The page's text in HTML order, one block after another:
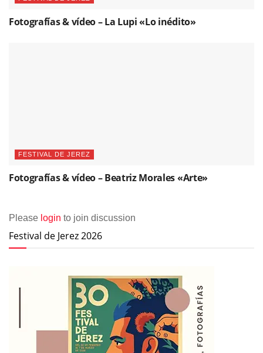
Fotografías & vídeo – La Lupi «Lo inédito»
FESTIVAL DE JEREZ
Fotografías & vídeo – Beatriz Morales «Arte»
Please login to join discussion
Festival de Jerez 2026